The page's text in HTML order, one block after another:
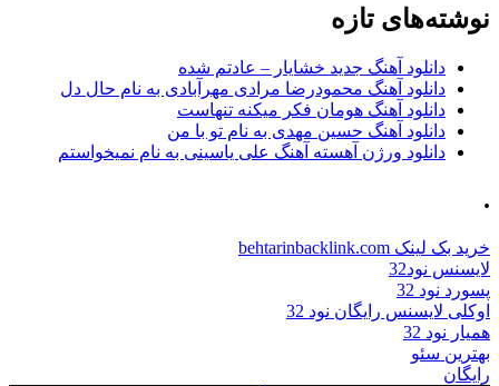
نوشته‌های تازه
دانلود آهنگ جدید خشایار – عادتم شده
دانلود آهنگ محمودرضا مرادی مهرآبادی به نام حال دل
دانلود آهنگ هومان فکر میکنه تنهاست
دانلود آهنگ حسین مهدی به نام تو با من
دانلود ورژن آهسته آهنگ علی یاسینی به نام نمیخواستم
.
خرید بک لینک behtarinbacklink.com
لایسنس نود32
پسورد نود 32
اوکلی لایسنس رایگان نود 32
همیار نود 32
بهترین سئو
رایگان